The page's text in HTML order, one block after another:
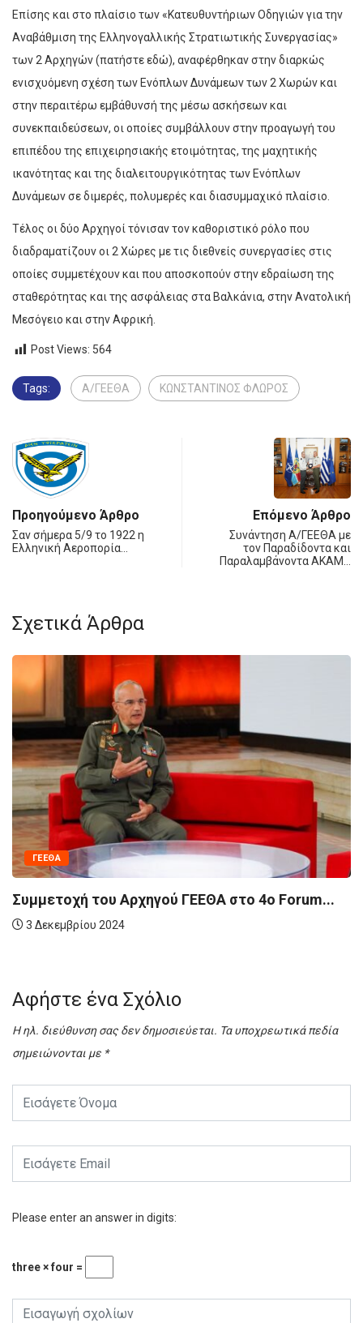
Επίσης και στο πλαίσιο των «Κατευθυντήριων Οδηγιών για την
Αναβάθμιση της Ελληνογαλλικής Στρατιωτικής Συνεργασίας»
των 2 Αρχηγών (πατήστε εδώ), αναφέρθηκαν στην διαρκώς
ενισχυόμενη σχέση των Ενόπλων Δυνάμεων των 2 Χωρών και
στην περαιτέρω εμβάθυνσή της μέσω ασκήσεων και
συνεκπαιδεύσεων, οι οποίες συμβάλλουν στην προαγωγή του
επιπέδου της επιχειρησιακής ετοιμότητας, της μαχητικής
ικανότητας και της διαλειτουργικότητας των Ενόπλων
Δυνάμεων σε διμερές, πολυμερές και διασυμμαχικό πλαίσιο.
Τέλος οι δύο Αρχηγοί τόνισαν τον καθοριστικό ρόλο που
διαδραματίζουν οι 2 Χώρες με τις διεθνείς συνεργασίες στις
οποίες συμμετέχουν και που αποσκοπούν στην εδραίωση της
σταθερότητας και της ασφάλειας στα Βαλκάνια, στην Ανατολική
Μεσόγειο και στην Αφρική.
Post Views: 564
Tags: Α/ΓΕΕΘΑ ΚΩΝΣΤΑΝΤΙΝΟΣ ΦΛΩΡΟΣ
Προηγούμενο Άρθρο
Σαν σήμερα 5/9 το 1922 η
Ελληνική Αεροπορία…
Επόμενο Άρθρο
Συνάντηση Α/ΓΕΕΘΑ με
τον Παραδίδοντα και
Παραλαμβάνοντα ΑΚΑΜ…
Σχετικά Άρθρα
ΓΕΕΘΑ
Συμμετοχή του Αρχηγού ΓΕΕΘΑ στο 4ο Forum...
3 Δεκεμβρίου 2024
Αφήστε ένα Σχόλιο
Η ηλ. διεύθυνση σας δεν δημοσιεύεται. Τα υποχρεωτικά πεδία
σημειώνονται με *
Please enter an answer in digits:
three × four =